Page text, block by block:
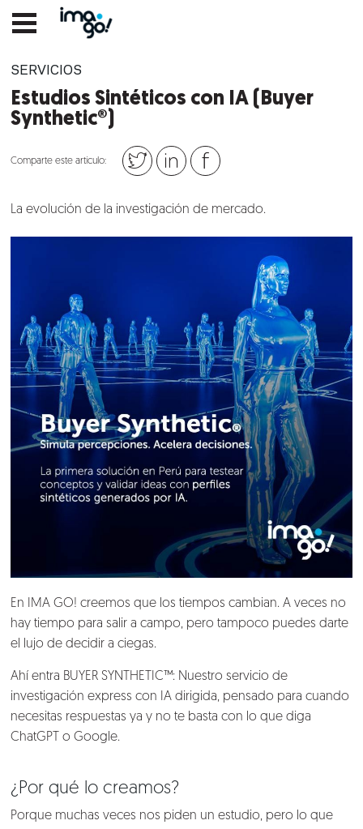
SERVICIOS
Estudios Sintéticos con IA (Buyer
Synthetic®)
Comparte este artículo:
La evolución de la investigación de mercado.
En IMA GO! creemos que los tiempos cambian. A veces no
hay tiempo para salir a campo, pero tampoco puedes darte
el lujo de decidir a ciegas.
Ahí entra BUYER SYNTHETIC™: Nuestro servicio de
investigación express con IA dirigida, pensado para cuando
necesitas respuestas ya y no te basta con lo que diga
ChatGPT o Google.
¿Por qué lo creamos?
Porque muchas veces nos piden un estudio, pero lo que